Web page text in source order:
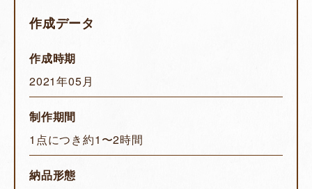
作成データ
作成時期
2021年05月
制作期間
1点につき約1〜2時間
納品形態